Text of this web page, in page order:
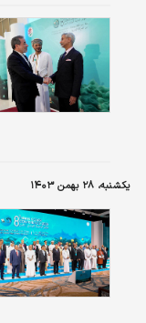
یکشنبه، ۲۸ بهمن ۱۴۰۳